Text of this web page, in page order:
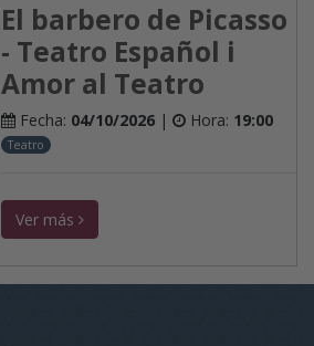
El barbero de Picasso
- Teatro Español i
Amor al Teatro
Fecha: 04/10/2026| Hora: 19:00
Teatro
Ver más